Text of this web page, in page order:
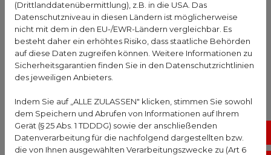
Produkte
Hormonhaltige Cremes enthalten eine geringe
DosisÖstriol . Das wirkt direkt an der Schleimhaut
und baut diese wieder auf. Diese Mittel sind
Apotheke sind dagegen hormonfreie Produkte.
Diese wirken physikalisch. Sie führen Feuchtigkeit
zu und helfen der Haut, diese zu speichern. Sie
können als Langzeitpflege verwendet werden und
(Drittlanddatenübermittlung), z.B. in die USA. Das
Datenschutzniveau in diesen Ländern ist möglicherweise
nicht mit dem in den EU-/EWR-Ländern vergleichbar. Es
besteht daher ein erhöhtes Risiko, dass staatliche Behörden
auf diese Daten zugreifen können. Weitere Informationen zu
Sicherheitsgarantien finden Sie in den Datenschutzrichtlinien
des jeweiligen Anbieters.
Indem Sie auf „ALLE ZULASSEN" klicken, stimmen Sie sowohl
dem Speichern und Abrufen von Informationen auf Ihrem
Gerät (§ 25 Abs. 1 TDDDG) sowie der anschließenden
Datenverarbeitung für die nachfolgend dargestellten bzw.
die von Ihnen ausgewählten Verarbeitungszwecke zu (Art 6